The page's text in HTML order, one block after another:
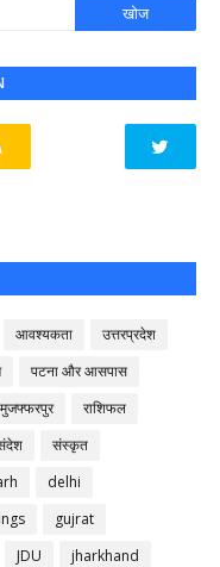
आवश्यकता
उत्तरप्रदेश
पटना और आसपास
मुजफ्फरपुर
राशिफल
संस्कृत
delhi
gujrat
JDU jharkhand